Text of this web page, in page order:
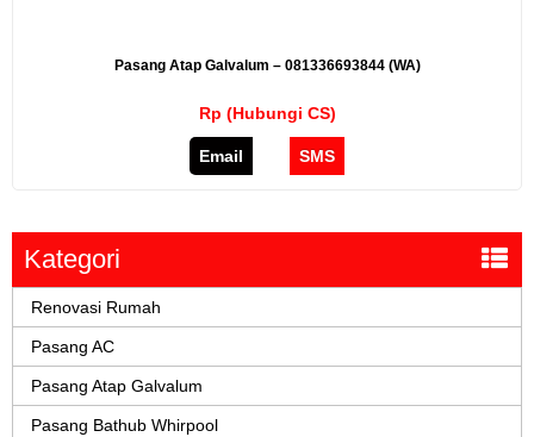
Pasang Atap Galvalum – 081336693844 (WA)
Rp (Hubungi CS)
Email SMS
Kategori
Renovasi Rumah
Pasang AC
Pasang Atap Galvalum
Pasang Bathub Whirpool